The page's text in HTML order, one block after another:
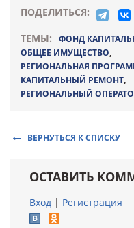
ПОДЕЛИТЬСЯ:
ТЕМЫ:
ФОНД
ОБЩЕЕ ИМУЩЕСТВО,
РЕГИОНАЛЬНАЯ
КАПИТАЛЬНЫЙ РЕМОНТ
РЕГИОНАЛЬНЫЙ
ВЕРНУТЬСЯ К СПИСКУ
ОСТАВИТЬ
Вход | Регистрация